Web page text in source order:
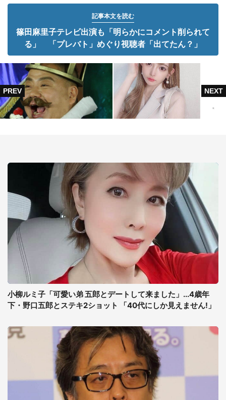
記事本文を読む
篠田麻里子テレビ出演も「明らかにコメント削られて
る」 「プレバト」めぐり視聴者「出てたん？」
小柳ルミ子「可愛い弟 五郎とデートして来ました」...4歳年
下・野口五郎とステキ2ショット 「40代にしか見えません!」